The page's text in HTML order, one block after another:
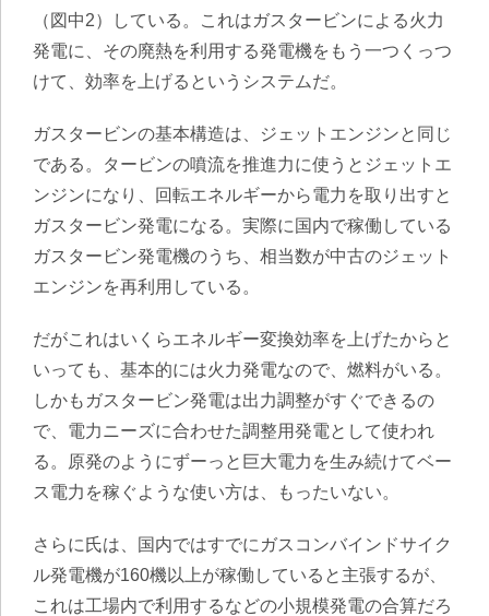
（図中2）している。これはガスタービンによる火力
発電に、その廃熱を利用する発電機をもう一つくっつ
けて、効率を上げるというシステムだ。
ガスタービンの基本構造は、ジェットエンジンと同じ
である。タービンの噴流を推進力に使うとジェットエ
ンジンになり、回転エネルギーから電力を取り出すと
ガスタービン発電になる。実際に国内で稼働している
ガスタービン発電機のうち、相当数が中古のジェット
エンジンを再利用している。
だがこれはいくらエネルギー変換効率を上げたからと
いっても、基本的には火力発電なので、燃料がいる。
しかもガスタービン発電は出力調整がすぐできるの
で、電力ニーズに合わせた調整用発電として使われ
る。原発のようにずーっと巨大電力を生み続けてベー
ス電力を稼ぐような使い方は、もったいない。
さらに氏は、国内ではすでにガスコンバインドサイク
ル発電機が160機以上が稼働していると主張するが、
これは工場内で利用するなどの小規模発電の合算だろ